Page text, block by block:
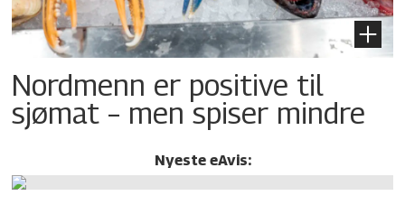
Nordmenn er positive til
sjømat – men spiser mindre
Nyeste eAvis: